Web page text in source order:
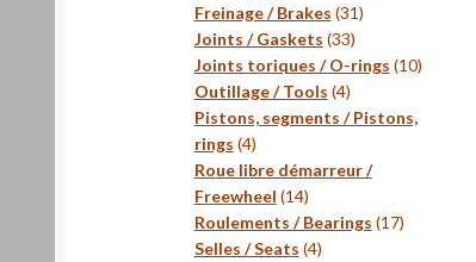
Freinage / Brakes 3131
Joints / Gaskets 3333
produits
Joints toriques / O-rings 1010
Outillage / Tools 44
produits
Pistons, segments / Pistons,
rings 44
produits
Roue libre démarreur /
Freewheel 1414
produits
Roulements / Bearings 1717
Selles / Seats 44